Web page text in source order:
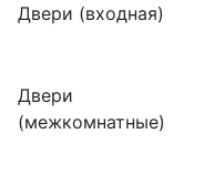
Двери (входная)
Двери
(межкомнатные)